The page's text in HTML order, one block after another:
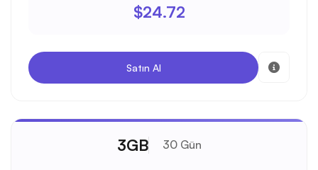
$24.72
Satın Al
3GB 30 Gün